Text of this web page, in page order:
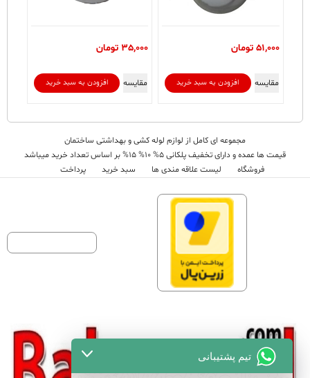
51,000 تومان
افزودن به سبد خرید مقایسه
35,000 تومان
افزودن به سبد خرید مقایسه
مجموعه ای کامل از لوازم لوله کشی و بهداشتی ساختمان
قیمت ها عمده و دارای تخفیف پلکانی 5% 10% 15% بر اساس تعداد خرید میباشد
فروشگاه
لیست علاقه مندی ها سبد خرید پرداخت
تیم پشتیبانی